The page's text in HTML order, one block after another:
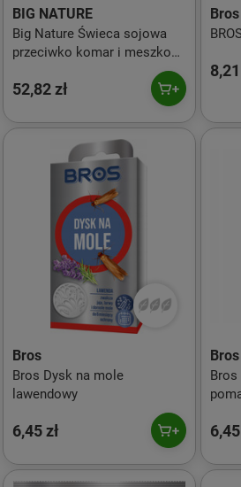
BIG NATURE
Big Nature Świeca sojowa
przeciwko komar i meszkom
52,82 zł
Bros
8,21
Bros
Bros Dysk na mole
lawendowy
6,45 zł
Bros
Bros
6,45